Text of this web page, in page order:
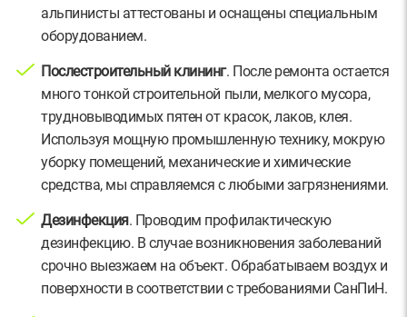
альпинисты аттестованы и оснащены специальным
оборудованием.
Послестроительный клининг. После ремонта остается
много тонкой строительной пыли, мелкого мусора,
трудновыводимых пятен от красок, лаков, клея.
Используя мощную промышленную технику, мокрую
уборку помещений, механические и химические
средства, мы справляемся с любыми загрязнениями.
Дезинфекция. Проводим профилактическую
дезинфекцию. В случае возникновения заболеваний
срочно выезжаем на объект. Обрабатываем воздух и
поверхности в соответствии с требованиями СанПиН.